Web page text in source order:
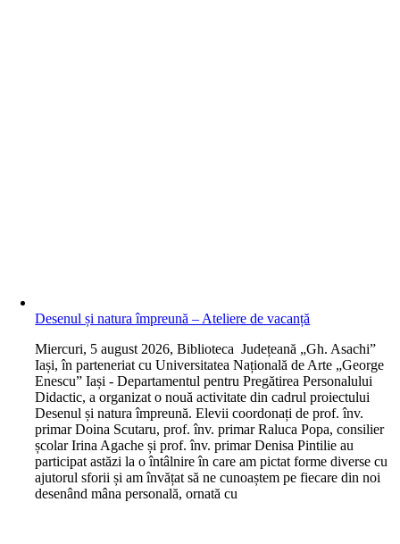
Desenul și natura împreună – Ateliere de vacanță
Miercuri, 5 august 2026, Biblioteca Județeană „Gh. Asachi”
Iași, în parteneriat cu Universitatea Națională de Arte „George
Enescu” Iași - Departamentul pentru Pregătirea Personalului
Didactic, a organizat o nouă activitate din cadrul proiectului
Desenul și natura împreună. Elevii coordonați de prof. înv.
primar Doina Scutaru, prof. înv. primar Raluca Popa, consilier
școlar Irina Agache și prof. înv. primar Denisa Pintilie au
participat astăzi la o întâlnire în care am pictat forme diverse cu
ajutorul sforii și am învățat să ne cunoaștem pe fiecare din noi
desenând mâna personală, ornată cu